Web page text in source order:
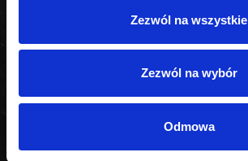
Zezwól na wszystkie
Zezwól na wybór
Odmowa
IP65
mechanicznymi)